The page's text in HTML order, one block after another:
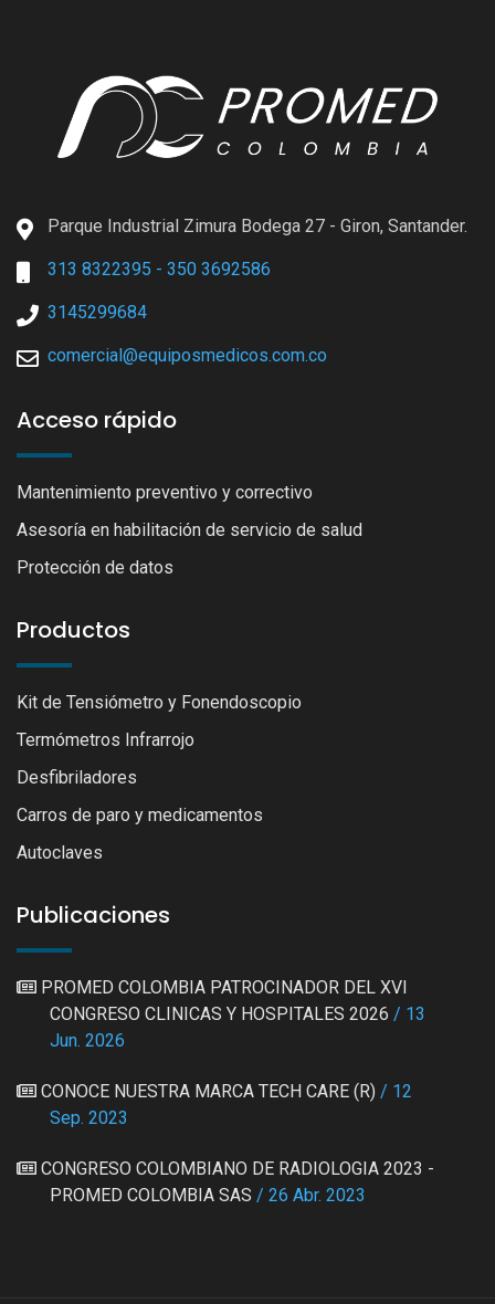
Parque Industrial Zimura Bodega 27 - Giron, Santander.
313 8322395 - 350 3692586
3145299684
comercial@equiposmedicos.com.co
Acceso rápido
Mantenimiento preventivo y correctivo
Asesoría en habilitación de servicio de salud
Protección de datos
Productos
Kit de Tensiómetro y Fonendoscopio
Termómetros Infrarrojo
Desfibriladores
Carros de paro y medicamentos
Autoclaves
Publicaciones
PROMED COLOMBIA PATROCINADOR DEL XVI
CONGRESO CLINICAS Y HOSPITALES 2026 / 13
Jun. 2026
CONOCE NUESTRA MARCA TECH CARE (R) / 12
Sep. 2023
CONGRESO COLOMBIANO DE RADIOLOGIA 2023 -
PROMED COLOMBIA SAS / 26 Abr. 2023